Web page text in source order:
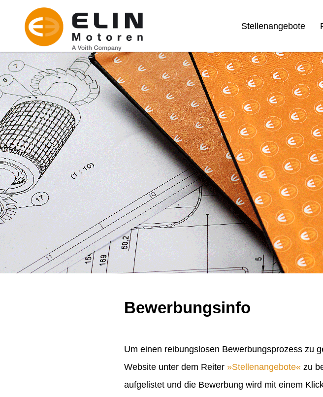
Stellenangebote
Bewerbungsinfo
Um einen reibungslosen Bewerbungsprozess zu
Website unter dem Reiter
Stellenangebote
zu
aufgelistet und die Bewerbung wird mit einem